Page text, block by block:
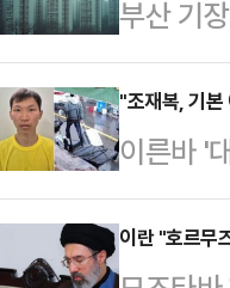
될 예정
성이 구
국립
하지 않
험지 출
부산 기
전 2시
채 발견
다. 부부
조사하
"조재복, 기본
이른바 '
로 사건
성 순천
이란 "호르무